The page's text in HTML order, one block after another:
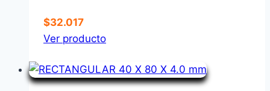
$32.017
Ver producto